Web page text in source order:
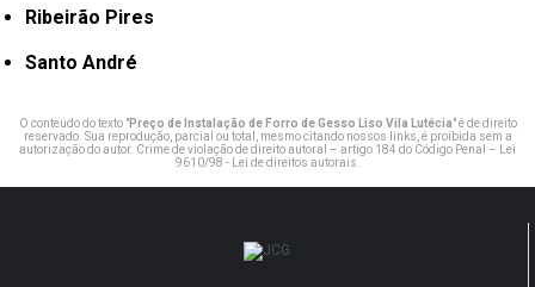
Ribeirão Pires
Santo André
O conteúdo do texto "Preço de Instalação de Forro de Gesso Liso Vila Lutécia" é de direito
reservado. Sua reprodução, parcial ou total, mesmo citando nossos links, é proibida sem a
autorização do autor. Crime de violação de direito autoral – artigo 184 do Código Penal – Lei
9610/98 - Lei de direitos autorais.